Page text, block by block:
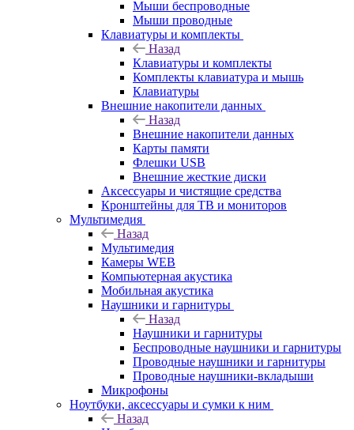
Мыши беспроводные
Мыши проводные
Клавиатуры и комплекты
Назад
Клавиатуры и комплекты
Комплекты клавиатура и мышь
Клавиатуры
Внешние накопители данных
Назад
Внешние накопители данных
Карты памяти
Флешки USB
Внешние жесткие диски
Аксессуары и чистящие средства
Кронштейны для ТВ и мониторов
Мультимедия
Назад
Мультимедия
Камеры WEB
Компьютерная акустика
Мобильная акустика
Наушники и гарнитуры
Назад
Наушники и гарнитуры
Беспроводные наушники и гарнитуры
Проводные наушники и гарнитуры
Проводные наушники-вкладыши
Микрофоны
Ноутбуки, аксессуары и сумки к ним
Назад